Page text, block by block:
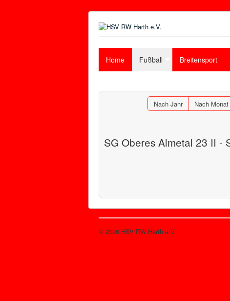
Home Fußball Breitensport
Nach Jahr Nach Monat
SG Oberes Almetal 23 II -
© 2026 HSV RW Harth e.V.